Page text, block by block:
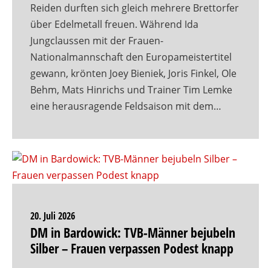
Reiden durften sich gleich mehrere Brettorfer
über Edelmetall freuen. Während Ida
Jungclaussen mit der Frauen-
Nationalmannschaft den Europameistertitel
gewann, krönten Joey Bieniek, Joris Finkel, Ole
Behm, Mats Hinrichs und Trainer Tim Lemke
eine herausragende Feldsaison mit dem…
20. Juli 2026
DM in Bardowick: TVB-Männer bejubeln
Silber – Frauen verpassen Podest knapp